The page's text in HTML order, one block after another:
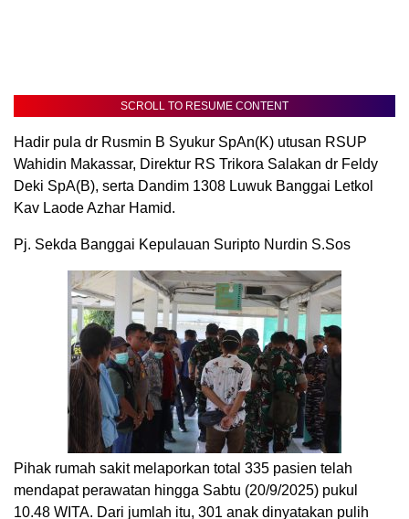
SCROLL TO RESUME CONTENT
Hadir pula dr Rusmin B Syukur SpAn(K) utusan RSUP
Wahidin Makassar, Direktur RS Trikora Salakan dr Feldy
Deki SpA(B), serta Dandim 1308 Luwuk Banggai Letkol
Kav Laode Azhar Hamid.
Pj. Sekda Banggai Kepulauan Suripto Nurdin S.Sos
Pihak rumah sakit melaporkan total 335 pasien telah
mendapat perawatan hingga Sabtu (20/9/2025) pukul
10.48 WITA. Dari jumlah itu, 301 anak dinyatakan pulih